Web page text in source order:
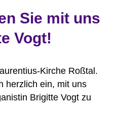
Sie mit uns
Vogt!
Kirche Roßtal.
herzlich ein, mit uns
Brigitte Vogt zu